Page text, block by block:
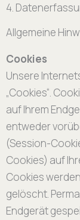
4.
Allgemeine
Cookies
Unsere
„Cookies“.
auf Ihrem
entweder
(Session-
Cookies) auf
Cookies
gelöscht.
Endgerät